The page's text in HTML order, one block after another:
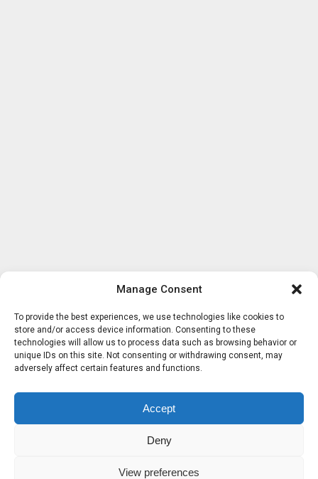
Manage Consent
To provide the best experiences, we use technologies like cookies to
store and/or access device information. Consenting to these
technologies will allow us to process data such as browsing behavior or
unique IDs on this site. Not consenting or withdrawing consent, may
adversely affect certain features and functions.
Accept
Deny
View preferences